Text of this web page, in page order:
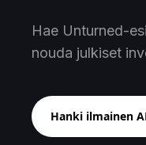
Hae Unturned-
nouda julkiset
Hanki ilmainen